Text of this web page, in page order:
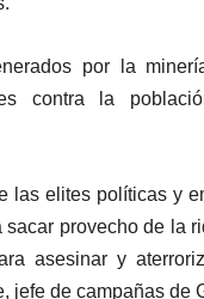
por la
contra la
las elites políticas y
provecho de la
asesinar y
jefe de campañas de